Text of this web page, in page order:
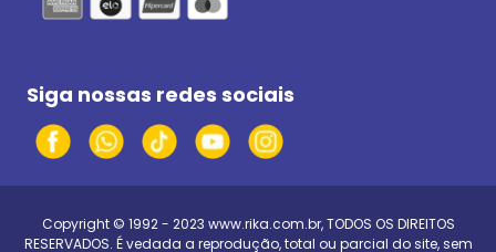
Siga nossas redes sociais
Copyright © 1992 - 2023 www.rika.com.br, TODOS OS DIREITOS
RESERVADOS. É vedada a reprodução, total ou parcial do site, sem